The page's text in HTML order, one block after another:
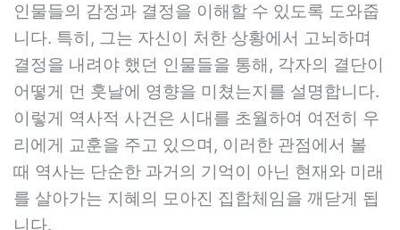
인물들의 감정과 결정을 이해할 수 있도록 도와줍
니다. 특히, 그는 자신이 처한 상황에서 고뇌하며
결정을 내려야 했던 인물들을 통해, 각자의 결단이
어떻게 먼 훗날에 영향을 미쳤는지를 설명합니다.
이렇게 역사적 사건은 시대를 초월하여 여전히 우
리에게 교훈을 주고 있으며, 이러한 관점에서 볼
때 역사는 단순한 과거의 기억이 아닌 현재와 미래
를 살아가는 지혜의 모아진 집합체임을 깨닫게 됩
니다.